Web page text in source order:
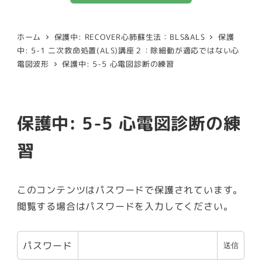
ホーム 保護中: RECOVER心肺蘇生法：BLS&ALS
保護
中: 5-1 二次救命処置(ALS)講座２：除細動が適応ではない心
電図波形
保護中: 5-5 心電図診断の練習
保護中: 5-5 心電図診断の練
習
このコンテンツはパスワードで保護されています。
閲覧する場合はパスワードを入力してください。
パスワード